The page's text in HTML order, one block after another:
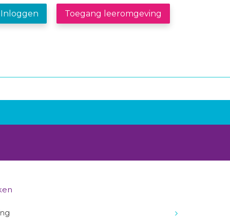
Inloggen Toegang leeromgeving